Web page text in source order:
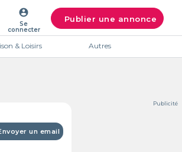
account_circle
Se
connecter
Publier une annonce
& Loisirs Autres
un email
Publicité